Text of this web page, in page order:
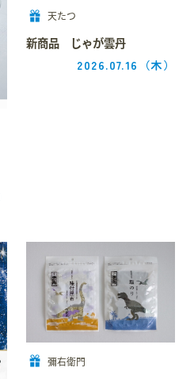
天たつ
新商品 じゃが雲丹
2026.07.16
（木）
彌右衛門